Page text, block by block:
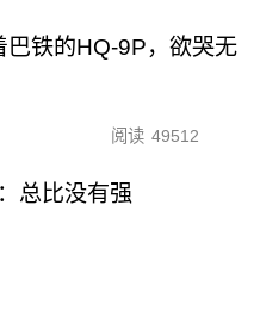
巴铁的HQ-9P，欲哭无
阅读 49512
总比没有强